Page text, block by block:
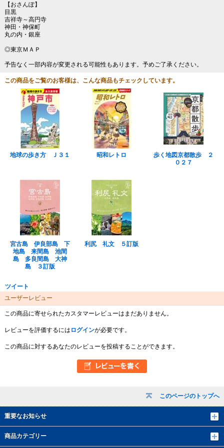
このページのトップへ
重要なお知らせ
商品カテゴリー
【おさんぽ】
目黒
吉祥寺～高円寺
神田・神保町
丸の内・銀座
◎東京ＭＡＰ
予告なく一部内容が変更される可能性もあります。予めご了承ください。
この商品をご覧のお客様は、こんな商品もチェックしています。
地球の歩き方 Ｊ３１ 昭和レトロ
歩く地図京都散歩 ２
０２７
宮古島 伊良部島 下
地島 来間島 池間
島 多良間島 大神
島 ３訂版
利尻 礼文 ５訂版
ツイート
ユーザーレビュー
この商品に寄せられたカスタマーレビューはまだありません。
レビューを評価するには ログインが必要です。
この商品に対するあなたのレビューを投稿することができます。